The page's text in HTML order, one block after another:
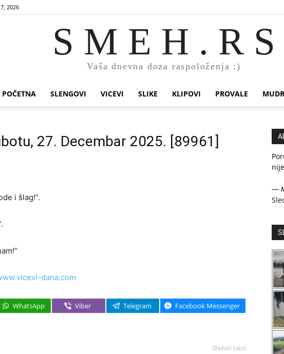
2026
S M E H . R S
Vaša dnevna doza raspoloženja :)
POČETNA SLENGOVI VICEVI SLIKE KLIPOVI PROVALE
27. Decembar 2025. [89961]
i šlag!“.
dana.com
WhatsApp Viber Telegram Facebook Messenger
Sledeći tekst
—